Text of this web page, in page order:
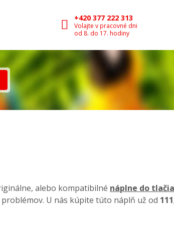
+420 377 222 313
Volajte v pracovné dni
od 8. do 17. hodiny
alebo kompatibilné náplne do
U nás kúpite túto náplň už od